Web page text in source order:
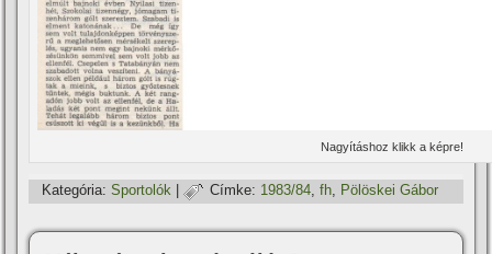
Nagyí­táshoz klikk a képre!
Kategória: Sportolók | Címke: 1983/84,fh, Pölöskei Gábor